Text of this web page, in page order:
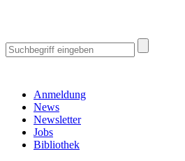
Anmeldung
News
Newsletter
Jobs
Bibliothek